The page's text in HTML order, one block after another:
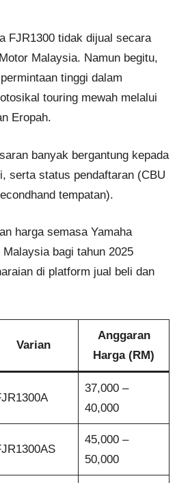
FJR1300 tidak dijual secara
Malaysia. Namun begitu,
tinggi dalam
touring mewah melalui
Eropah.
banyak bergantung kepada
serta status pendaftaran (CBU
tempatan).
harga semasa Yamaha
bagi tahun 2025
di platform jual beli dan
Varian
Anggaran
Harga (RM)
37,000 –
40,000
45,000 –
50,000